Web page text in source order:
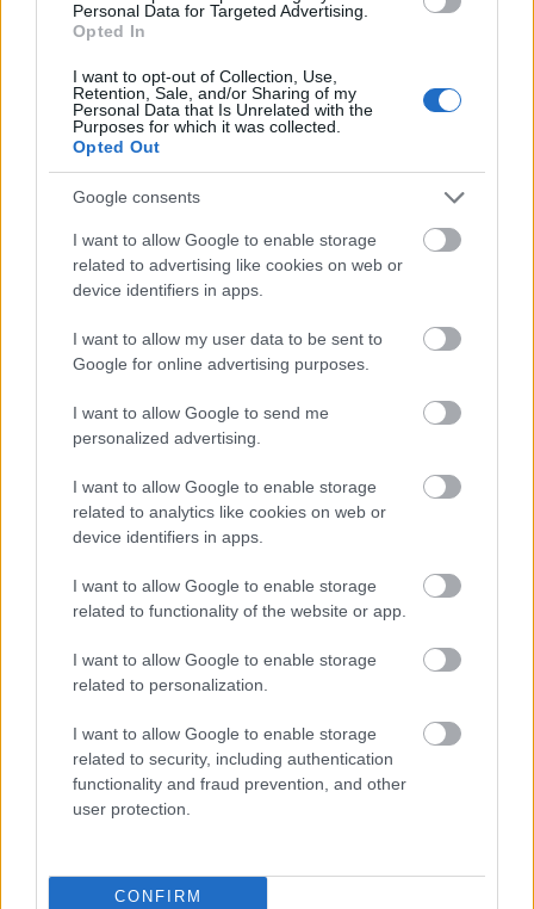
Personal Data for Targeted Advertising.
Opted In
I want to opt-out of Collection, Use,
Retention, Sale, and/or Sharing of my
Personal Data that Is Unrelated with the
Purposes for which it was collected.
Opted Out
Google consents
I want to allow Google to enable storage
related to advertising like cookies on web or
device identifiers in apps.
I want to allow my user data to be sent to
Google for online advertising purposes.
I want to allow Google to send me
personalized advertising.
I want to allow Google to enable storage
related to analytics like cookies on web or
device identifiers in apps.
I want to allow Google to enable storage
related to functionality of the website or app.
I want to allow Google to enable storage
related to personalization.
I want to allow Google to enable storage
related to security, including authentication
functionality and fraud prevention, and other
user protection.
CONFIRM
ennek ellenére folyamatosan halad az aszfaltozás.
mérföldköve a felülvizsgálat
árnyékában?
Elkészült a Liszt Ferenc repülőtér
közműhálózatának fejlesztése
Látlelet a hazai víziközművekről?
Egyetlen, fél évszázados vezetéken
múlt Bicske vízellátása
Mohács a csata ötszázadik
évfordulójára
E-mail cím
Feliratkozom a hírlevélre és elfogadom azadatvédelmi
szabályzatot!